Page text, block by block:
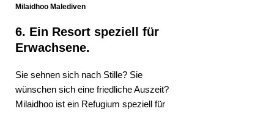
Milaidhoo Malediven
6. Ein Resort speziell für
Erwachsene.
Sie sehnen sich nach Stille? Sie
wünschen sich eine friedliche Auszeit?
Milaidhoo ist ein Refugium speziell für